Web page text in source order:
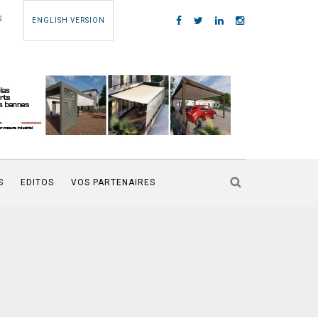
ENGLISH VERSION
EDITOS VOS PARTENAIRES